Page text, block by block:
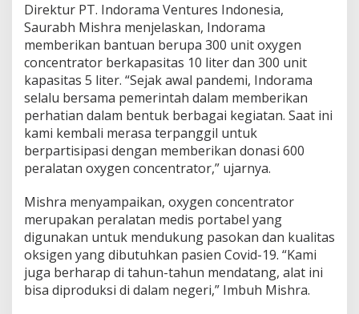
Direktur PT. Indorama Ventures Indonesia,
Saurabh Mishra menjelaskan, Indorama
memberikan bantuan berupa 300 unit oxygen
concentrator berkapasitas 10 liter dan 300 unit
kapasitas 5 liter. “Sejak awal pandemi, Indorama
selalu bersama pemerintah dalam memberikan
perhatian dalam bentuk berbagai kegiatan. Saat ini
kami kembali merasa terpanggil untuk
berpartisipasi dengan memberikan donasi 600
peralatan oxygen concentrator,” ujarnya.
Mishra menyampaikan, oxygen concentrator
merupakan peralatan medis portabel yang
digunakan untuk mendukung pasokan dan kualitas
oksigen yang dibutuhkan pasien Covid-19. “Kami
juga berharap di tahun-tahun mendatang, alat ini
bisa diproduksi di dalam negeri,” Imbuh Mishra.